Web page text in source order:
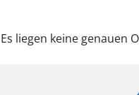
Es liegen keine genauen